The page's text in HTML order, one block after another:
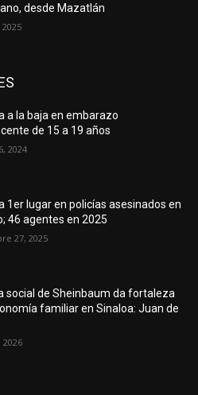
desde Mazatlán
a la baja en embarazo
de 15 a 19 años
2024
1er lugar en policías asesinados en
46 agentes en 2025
27, 2025
social de Sheinbaum da fortaleza
familiar en Sinaloa: Juan de
2026